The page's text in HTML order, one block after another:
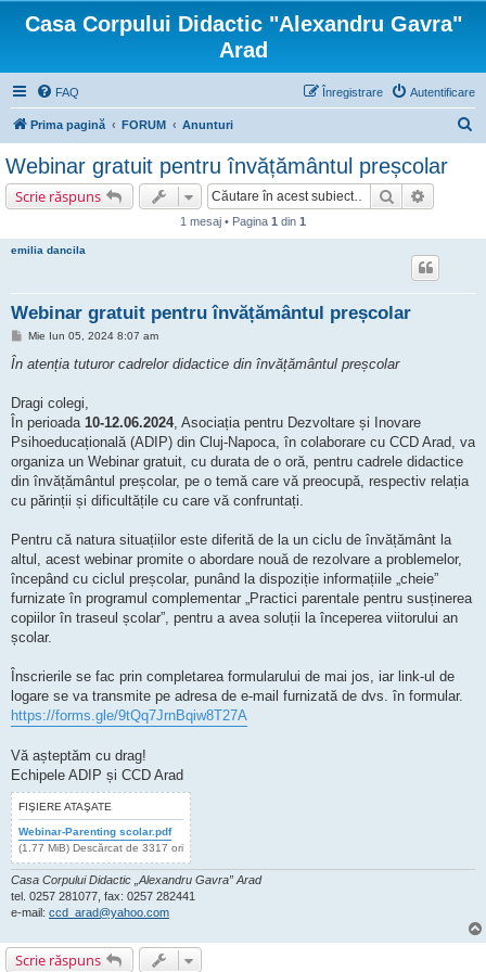
Casa Corpului Didactic "Alexandru Gavra"
Arad
FAQ Autentificare
Înregistrare
Prima pagină FORUM Anunturi
Webinar gratuit pentru învățământul preșcolar
Scrie răspuns Căutare
1 mesaj • Pagina 1 din 1
emilia dancila
Webinar gratuit pentru învățământul preșcolar
M
s
Mie Iun 05, 2024 8:07 am
În atenția tuturor cadrelor didactice din învățământul preșcolar
Dragi colegi,
În perioada 10-12.06.2024, Asociația pentru Dezvoltare și Inovare
Psihoeducațională (ADIP) din Cluj-Napoca, în colaborare cu CCD Arad, va
organiza un Webinar gratuit, cu durata de o oră, pentru cadrele didactice
din învățământul preșcolar, pe o temă care vă preocupă, respectiv relația
cu părinții și dificultățile cu care vă confruntați.
Pentru că natura situațiilor este diferită de la un ciclu de învățământ la
altul, acest webinar promite o abordare nouă de rezolvare a problemelor,
începând cu ciclul preșcolar, punând la dispoziție informațiile „cheie”
furnizate în programul complementar „Practici parentale pentru susținerea
copiilor în traseul școlar”, pentru a avea soluții la începerea viitorului an
școlar.
Înscrierile se fac prin completarea formularului de mai jos, iar link-ul de
logare se va transmite pe adresa de e-mail furnizată de dvs. în formular.
https://forms.gle/9tQq7JrnBqiw8T27A
Vă așteptăm cu drag!
Echipele ADIP și CCD Arad
FIŞIERE ATAŞATE
Webinar-Parenting scolar.pdf
(1.77 MiB) Descărcat de 3317 ori
Casa Corpului Didactic „Alexandru Gavra” Arad
tel. 0257 281077, fax: 0257 282441
e-mail: ccd_arad@yahoo.com
Scrie răspuns